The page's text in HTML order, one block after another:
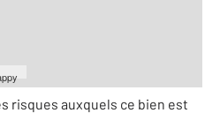
risques auxquels ce bien est